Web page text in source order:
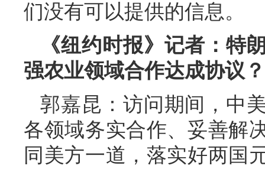
们没有可以提供的信息。
《纽约时报》记者：特
强农业领域合作达成协议？
郭嘉昆：访问期间，中
各领域务实合作、妥善解
同美方一道，落实好两国